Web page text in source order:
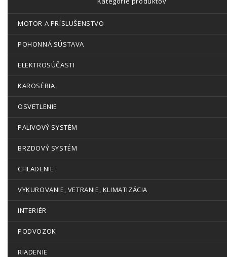
MOTOR A PRÍSLUŠENSTVO
POHONNÁ SÚSTAVA
ELEKTROSÚČASTI
KAROSÉRIA
OSVETLENIE
PALIVOVÝ SYSTÉM
BRZDOVÝ SYSTÉM
CHLADENIE
VYKUROVANIE, VETRANIE, KLIMATIZÁCIA
INTERIÉR
PODVOZOK
RIADENIE